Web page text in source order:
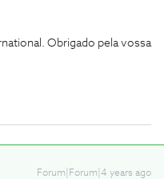
Obrigado pela vossa
Forum|Forum|4 years ago